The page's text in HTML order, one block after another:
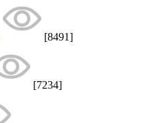
[8491]
[7234]